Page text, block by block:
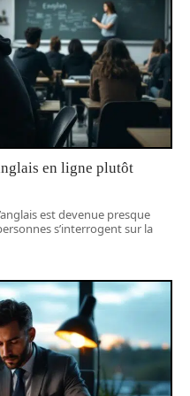
en ligne plutôt
est devenue presque
s’interrogent sur la